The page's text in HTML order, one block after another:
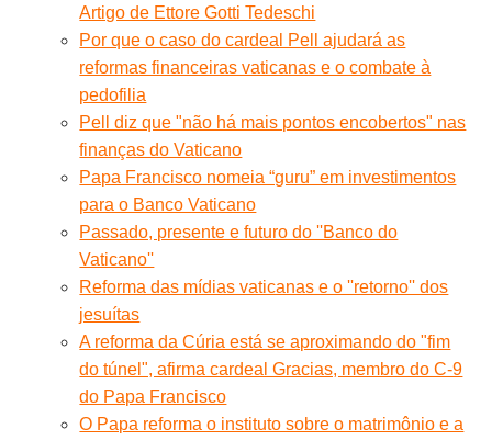
Artigo de Ettore Gotti Tedeschi
Por que o caso do cardeal Pell ajudará as
reformas financeiras vaticanas e o combate à
pedofilia
Pell diz que "não há mais pontos encobertos" nas
finanças do Vaticano
Papa Francisco nomeia “guru” em investimentos
para o Banco Vaticano
Passado, presente e futuro do ''Banco do
Vaticano''
Reforma das mídias vaticanas e o ''retorno'' dos
jesuítas
A reforma da Cúria está se aproximando do "fim
do túnel", afirma cardeal Gracias, membro do C-9
do Papa Francisco
O Papa reforma o instituto sobre o matrimônio e a